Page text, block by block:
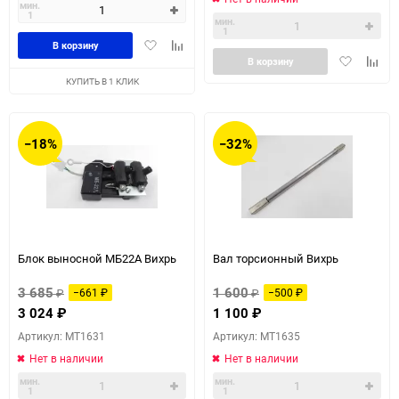
мин.
1
ДобавитьДобавить
сравнению
В корзину
КУПИТЬ В 1 КЛИК
мин.
1
Добавить
В корзину
−18%
Блок выносной МБ22А Вихрь
3 685₽ −661 ₽
3 024 ₽
Артикул: MT1631
Нет в наличии
мин.
1
−32%
Вал торсионный Вихрь
1 600₽ −500 ₽
1 100 ₽
Артикул: MT1635
Нет в наличии
мин.
1